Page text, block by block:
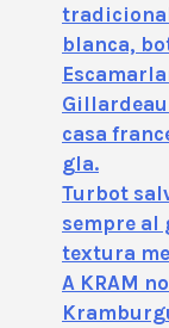
blanca,
casa
gla.
Turbot
sempre al
textura
A KRAM